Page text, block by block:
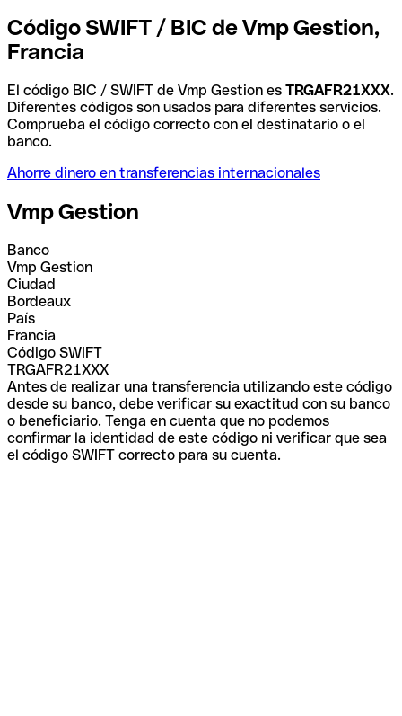
Código SWIFT / BIC de Vmp Gestion,
Francia
El código BIC / SWIFT de Vmp Gestion es TRGAFR21XXX.
Diferentes códigos son usados para diferentes servicios.
Comprueba el código correcto con el destinatario o el
banco.
Ahorre dinero en transferencias internacionales
Vmp Gestion
Banco
Vmp Gestion
Ciudad
Bordeaux
País
Francia
Código SWIFT
TRGAFR21XXX
Antes de realizar una transferencia utilizando este código
desde su banco, debe verificar su exactitud con su banco
o beneficiario. Tenga en cuenta que no podemos
confirmar la identidad de este código ni verificar que sea
el código SWIFT correcto para su cuenta.